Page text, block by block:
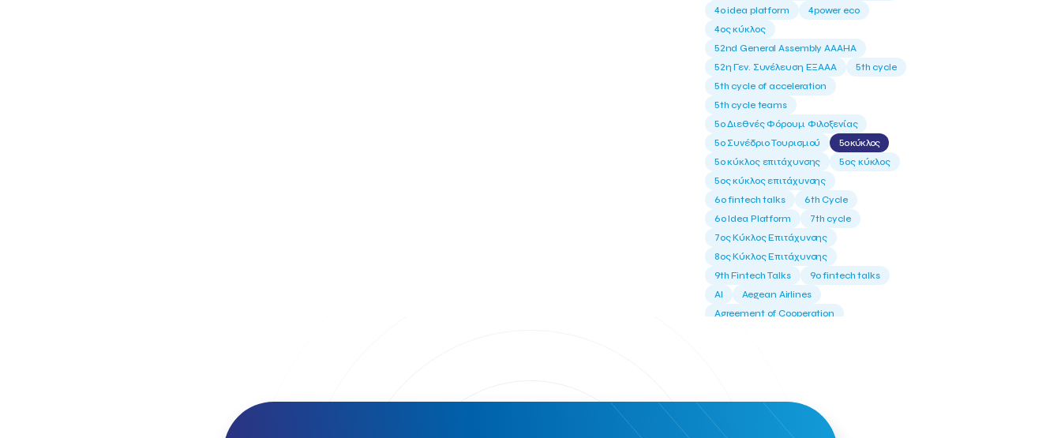
4o idea platform
4power eco
4ος κύκλος
52nd General Assembly AAAHA
52η Γεν. Συνέλευση ΕΞΑΑΑ
5th cycle
5th cycle of acceleration
5th cycle teams
5ο Διεθνές Φόρουμ Φιλοξενίας
5ο Συνέδριο Τουρισμού
5ο κύκλος
5ο κύκλος επιτάχυνσης
5ος κύκλος
5ος κύκλος επιτάχυνσης
6o fintech talks
6th Cycle
6ο Idea Platform
7th cycle
7ος Κύκλος Επιτάχυνσης
8ος Κύκλος Επιτάχυνσης
9th Fintech Talks
9ο fintech talks
AI
Aegean Airlines
Agreement of Cooperation
Amirandes Grecotel Boutique Resort
Angela Gerekou
Applications